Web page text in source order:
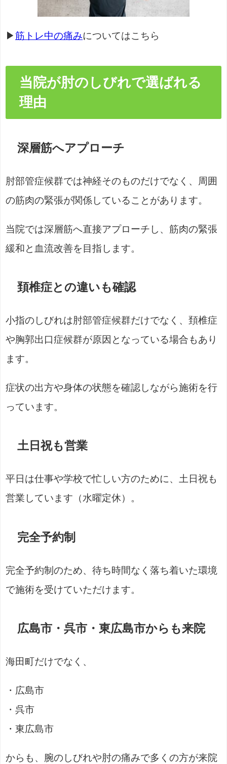
▶ 筋トレ中の痛みについてはこちら
当院が肘のしびれで選ばれる
理由
深層筋へアプローチ
肘部管症候群では神経そのものだけでなく、周囲
の筋肉の緊張が関係していることがあります。
当院では深層筋へ直接アプローチし、筋肉の緊張
緩和と血流改善を目指します。
頚椎症との違いも確認
小指のしびれは肘部管症候群だけでなく、頚椎症
や胸郭出口症候群が原因となっている場合もあり
ます。
症状の出方や身体の状態を確認しながら施術を行
っています。
土日祝も営業
平日は仕事や学校で忙しい方のために、土日祝も
営業しています（水曜定休）。
完全予約制
完全予約制のため、待ち時間なく落ち着いた環境
で施術を受けていただけます。
広島市・呉市・東広島市からも来院
海田町だけでなく、
・広島市
・呉市
・東広島市
からも、腕のしびれや肘の痛みで多くの方が来院